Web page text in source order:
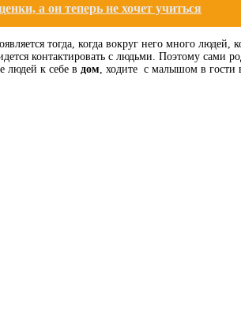
а он теперь не хочет учиться
тогда, когда вокруг него много
контактировать с людьми. Поэтому
людей к себе в дом , ходите с малышом в гости